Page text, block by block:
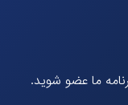
ما عضو شوید.